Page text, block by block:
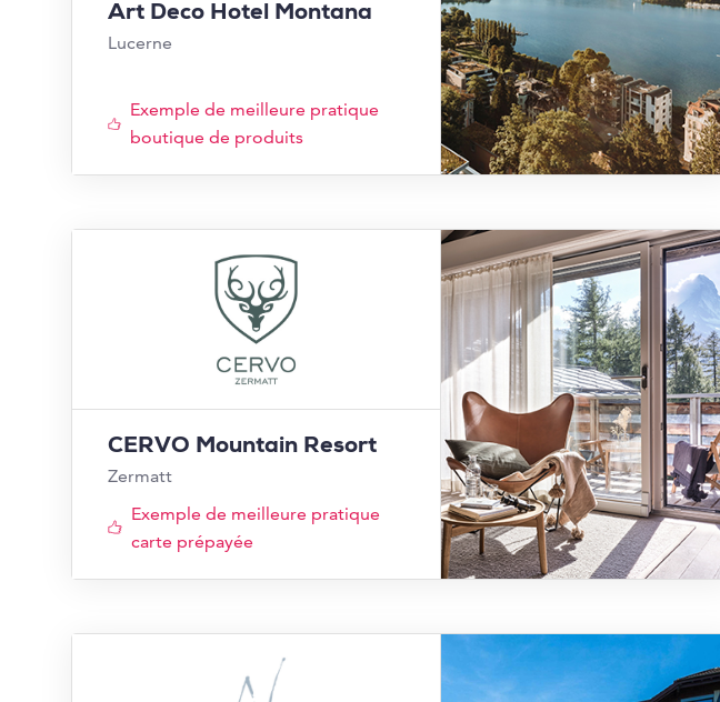
Art Deco Hotel Montana
Lucerne
Exemple de meilleure pratique
boutique de produits
CERVO Mountain Resort
Zermatt
Exemple de meilleure pratique
carte prépayée